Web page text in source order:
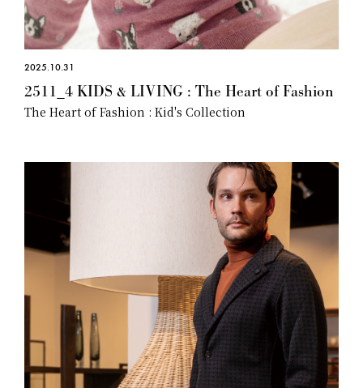
2025.10.31
2511_4 KIDS & LIVING : The Heart of Fashion
The Heart of Fashion : Kid's Collection